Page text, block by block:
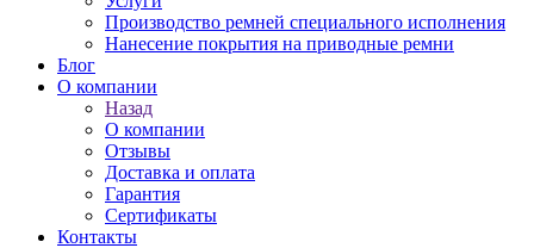
Производство ремней специального исполнения
Нанесение покрытия на приводные ремни
Блог
О компании
Назад
О компании
Отзывы
Доставка и оплата
Гарантия
Сертификаты
Контакты